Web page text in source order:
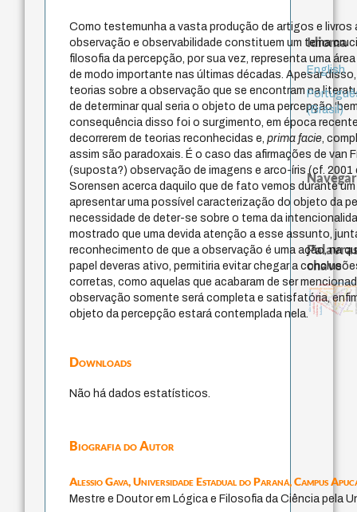
Como testemunha a vasta produção de artigos e
observação e observabilidade constituem um tema
filosofia da percepção, por sua vez, representa uma
de modo importante nas últimas décadas. Apesar
teorias sobre a observação que se encontram na
de determinar qual seria o objeto de uma percepção
consequência disso foi o surgimento, em época
decorrerem de teorias reconhecidas e,prima facie,
assim são paradoxais. É o caso das afirmações de van
(suposta?) observação de imagens e arco-íris (cf. 2001
Sorensen acerca daquilo que de fato vemos durante
apresentar uma possível caracterização do objeto da
necessidade de deter-se sobre o tema da
mostrado que uma devida atenção a esse assunto,
reconhecimento de que a observação é uma ação, na
papel deveras ativo, permitiria evitar chegar a
corretas, como aquelas que acabaram de ser
observação somente será completa e satisfatória,
objeto da percepção estará contemplada nela.
Downloads
Não há dados estatísticos.
Biografia do Autor
Alessio Gava,Universidade Estadual do Paraná, Campus
Mestre e Doutor em Lógica e Filosofia da Ciência pela
Idioma
English
(Brasil)
Navegar
chave
fundamentalismo
jacobi
protágoras
experiência temporalmetafísica do tempo
género idade
intolerância
identidade nacionalhomem-medida
filosofias indígenas
j.c.m. neto
palavra
perdón leyes
violencia
guayaquil
logos pedagogia
lei pensamento singular
desejo
sacrifício
não maleficência bataille
external relations
mind realidad